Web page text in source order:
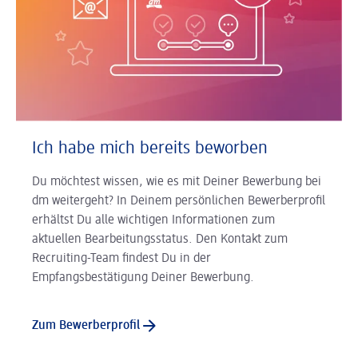
Ich habe mich bereits beworben
Du möchtest wissen, wie es mit Deiner Bewerbung bei
dm weitergeht? In Deinem persönlichen Bewerberprofil
erhältst Du alle wichtigen Informationen zum
aktuellen Bearbeitungsstatus. Den Kontakt zum
Recruiting-Team findest Du in der
Empfangsbestätigung Deiner Bewerbung.
Zum Bewerberprofil